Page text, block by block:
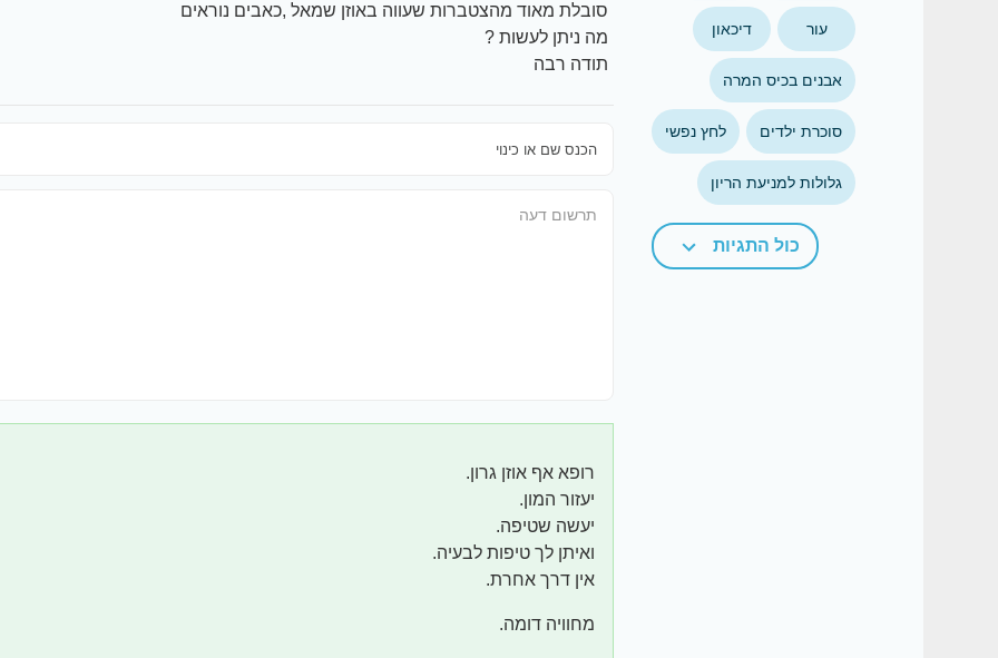
עור דיכאון
אבנים בכיס המרה
סוכרת ילדים לחץ נפשי
גלולות למניעת הריון
כול התגיות
סובלת מאוד מהצטברות שעווה באוזן שמאל ,כאבים נוראים
מה ניתן לעשות ?
תודה רבה
רופא אף אוזן גרון.
יעזור המון.
יעשה שטיפה.
ואיתן לך טיפות לבעיה.
אין דרך אחרת.
מחוויה דומה.